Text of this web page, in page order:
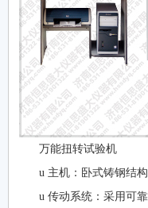
万能扭转试验机
u 主机：卧式铸钢结构
u 传动系统：采用